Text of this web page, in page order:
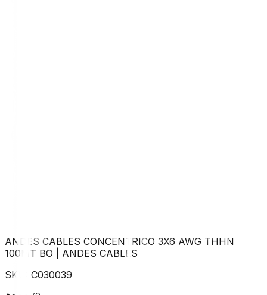
ANDES CABLES CONCENTRICO 3X6 AWG THHN
100MT BO
ANDES CABLES
SKU: C030039